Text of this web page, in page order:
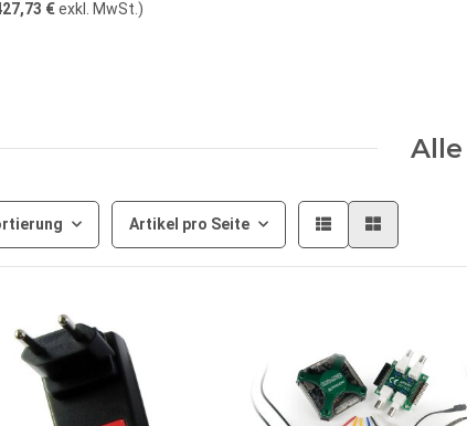
€exkl. MwSt. )
Artikel pro Seite